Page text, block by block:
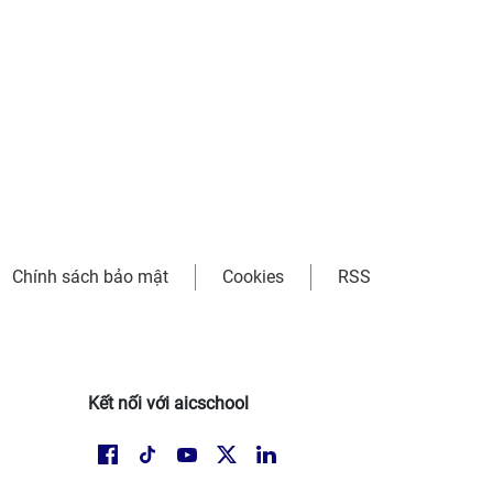
Chính sách bảo mật Cookies RSS
Kết nối với aicschool